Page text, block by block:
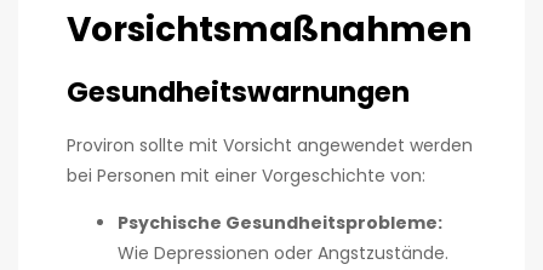
Vorsichtsmaßnahmen
Gesundheitswarnungen
Proviron sollte mit Vorsicht angewendet werden
bei Personen mit einer Vorgeschichte von:
Psychische Gesundheitsprobleme:
Wie Depressionen oder Angstzustände.